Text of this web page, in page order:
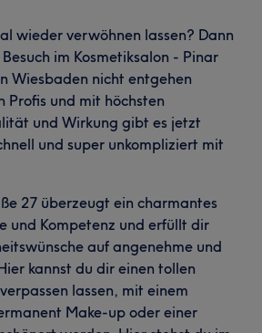
wieder verwöhnen lassen? Dann
im Kosmetiksalon - Pinar
Wiesbaden nicht entgehen
Profis und mit höchsten
und Wirkung gibt es jetzt
und super unkompliziert mit
27 überzeugt ein charmantes
und Kompetenz und erfüllt dir
auf angenehme und
kannst du dir einen tollen
lassen, mit einem
Make-up oder einer